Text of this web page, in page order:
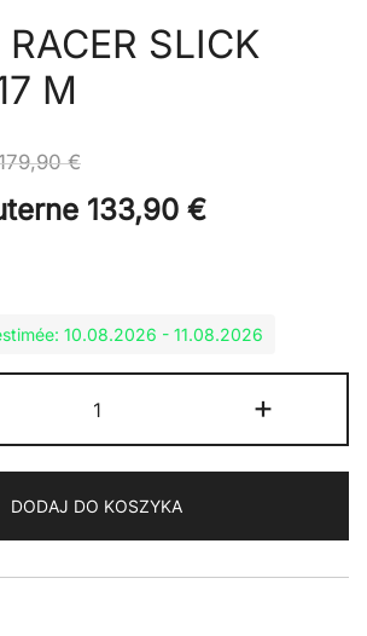
SLICK
M
€
133,90 €
10.08.2026 - 11.08.2026
D212
GP
SLICK
120/70R17
M
+
DODAJ DO KOSZYKA